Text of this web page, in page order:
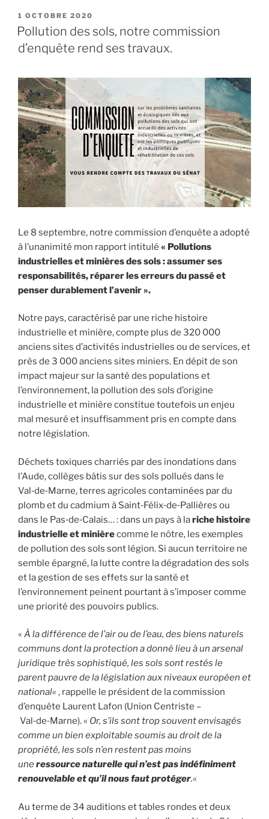
se
mobilise
le
financement
de
la
dépollution
de
nos
sols
PUBLIÉ
LE
1 OCTOBRE 2020
Pollution des sols, notre commission
d’enquête rend ses travaux.
Le 8 septembre, notre commission d’enquête a adopté
à l’unanimité mon rapport intitulé « Pollutions
industrielles et minières des sols : assumer ses
responsabilités, réparer les erreurs du passé et
penser durablement l’avenir ».
Notre pays, caractérisé par une riche histoire
industrielle et minière, compte plus de 320 000
anciens sites d’activités industrielles ou de services, et
près de 3 000 anciens sites miniers. En dépit de son
impact majeur sur la santé des populations et
l’environnement, la pollution des sols d’origine
industrielle et minière constitue toutefois un enjeu
mal mesuré et insuffisamment pris en compte dans
notre législation.
Déchets toxiques charriés par des inondations dans
l’Aude, collèges bâtis sur des sols pollués dans le
Val‑de‑Marne, terres agricoles contaminées par du
plomb et du cadmium à Saint‑Félix‑de‑Pallières ou
dans le Pas‑de‑Calais… : dans un pays à lariche histoire
industrielle et minièrecomme le nôtre, les exemples
de pollution des sols sont légion. Si aucun territoire ne
semble épargné, la lutte contre la dégradation des sols
et la gestion de ses effets sur la santé et
l’environnement peinent pourtant à s’imposer comme
une priorité des pouvoirs publics.
« À la différence de l’air ou de l’eau, des biens naturels
communs dont la protection a donné lieu à un arsenal
juridique très sophistiqué, les sols sont restés le
parent pauvre de la législation aux niveaux européen et
national« , rappelle le président de la commission
d’enquête Laurent Lafon (Union Centriste –
Val‑de‑Marne). « Or, s’ils sont trop souvent envisagés
comme un bien exploitable soumis au droit de la
propriété, les sols n’en restent pas moins
uneressource naturelle qui n’est pas indéfiniment
renouvelable et qu’il nous faut protéger.«
Au terme de 34 auditions et tables rondes et deux